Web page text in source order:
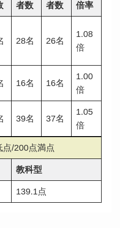
者数
者数
倍率
28名 26名
1.08
倍
16名 16名
1.00
倍
39名 37名
1.05
倍
点/200点満点
教科型
139.1点